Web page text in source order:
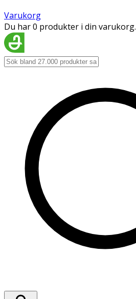
Varukorg
Du har 0 produkter i din varukorg.